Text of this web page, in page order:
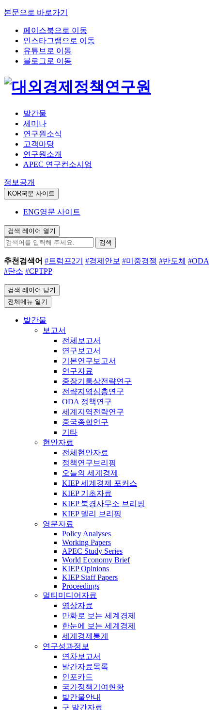
본문으로 바로가기
페이스북으로 이동
인스타그램으로 이동
유튜브로 이동
블로그로 이동
발간물
세미나
연구원소식
고객마당
연구원소개
APEC 연구컨소시엄
정보공개
KOR국문 사이트
ENG영문 사이트
검색 레이어 열기
검색
추천검색어 #트럼프2기 #경제안보 #미중경쟁 #반도체 #ODA
#탄소 #CPTPP
검색 레이어 닫기
전체메뉴 열기
발간물
보고서
전체보고서
연구보고서
기본연구보고서
연구자료
중장기통상전략연구
전략지역심층연구
ODA 정책연구
세계지역전략연구
중국종합연구
기타
현안자료
전체현안자료
정책연구브리핑
오늘의 세계경제
KIEP 세계경제 포커스
KIEP 기초자료
KIEP 북경사무소 브리핑
KIEP 델리 브리핑
영문자료
Policy Analyses
Working Papers
APEC Study Series
World Economy Brief
KIEP Opinions
KIEP Staff Papers
Proceedings
멀티미디어자료
영상자료
만화로 보는 세계경제
한눈에 보는 세계경제
세계경제통계
연구성과정보
연차보고서
발간자료목록
인포카드
국가정책기여현황
발간물안내
구 발간자료